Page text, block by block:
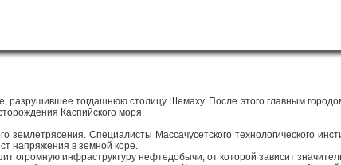
разрушившее тогдашнюю столицу Шемаху. После этого главным
Каспийского моря.
землетрясения. Специалисты Массачусетского технологического
напряжения в земной коре.
огромную инфраструктуру нефтедобычи, от которой зависит